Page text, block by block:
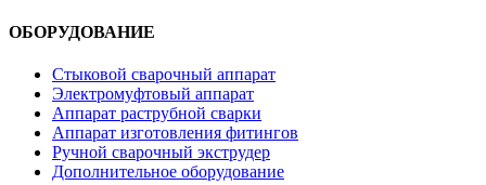
ОБОРУДОВАНИЕ
Стыковой сварочный аппарат
Электромуфтовый аппарат
Аппарат раструбной сварки
Аппарат изготовления фитингов
Ручной сварочный экструдер
Дополнительное оборудование